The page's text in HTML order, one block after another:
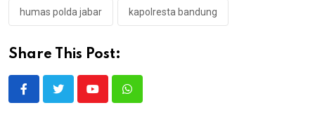
humas polda jabar kapolresta bandung
Share This Post:
YoutubeWhatsapp